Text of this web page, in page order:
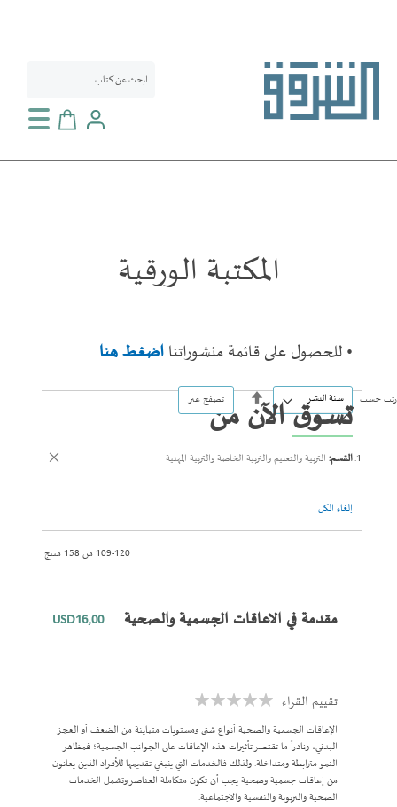
سلة التسوق
المكتبة الورقية
• للحصول على قائمة منشوراتنااضغط هنا
109-120 من 158 منتج
رتب حسب
تحديد
الاتجاه
التنازلي
مقدمة في الاعاقات الجسمية والصحية USD16٫00
Rating: تقييم القراء
الإعاقات الجسمية والصحية أنواع شتى ومستويات متباينة من الضعف أو العجز
البدني، ونادراً ما تقتصر تأثيرات هذه الإعاقات على الجوانب الجسمية؛ فمظاهر
النمو مترابطة ومتداخلة. ولذلك فالخدمات التي ينبغي تقديمها للأفراد الذين يعانون
من إعاقات جسمية وصحية يجب أن تكون متكاملة العناصر وتشمل الخدمات
الصحية والتربوية والنفسية والاجتماعية.
تصفح عبرتسوق الآن من
القسم التربية والتعليم والتربية الخاصة والتربية المهنية
إلغاء الكل